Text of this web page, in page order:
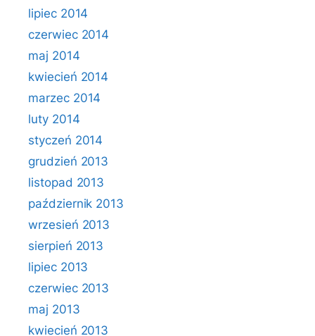
lipiec 2014
czerwiec 2014
maj 2014
kwiecień 2014
marzec 2014
luty 2014
styczeń 2014
grudzień 2013
listopad 2013
październik 2013
wrzesień 2013
sierpień 2013
lipiec 2013
czerwiec 2013
maj 2013
kwiecień 2013